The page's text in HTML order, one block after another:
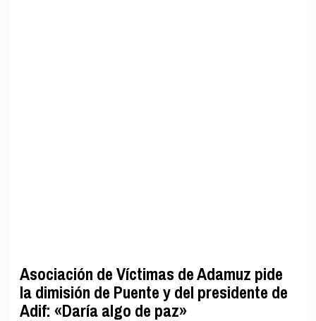
Asociación de Víctimas de Adamuz pide
la dimisión de Puente y del presidente de
Adif: «Daría algo de paz»